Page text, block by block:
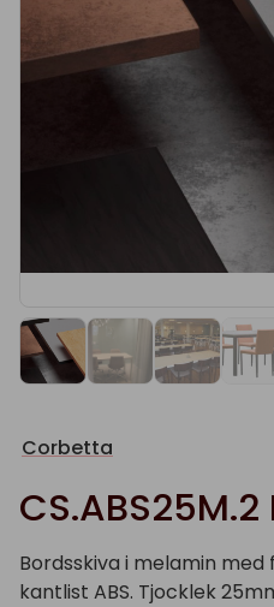
Corbetta
CS.ABS25M.2
Bordsskiva i melamin
kantlist ABS. Tjocklek